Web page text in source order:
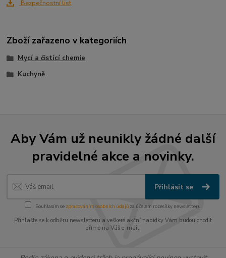
Bezpečnostní list
Zboží zařazeno v kategoriích
Mycí a čistící chemie
Kuchyně
Aby Vám už neunikly žádné další
pravidelné akce a novinky.
Přihlásit se
Souhlasím se zpracováním osobních údajůza účelem rozesílky newsletteru.
Přihlašte se k odběru newsletteru a veškeré akční nabídky Vám budou chodit
přímo na Váš e-mail.